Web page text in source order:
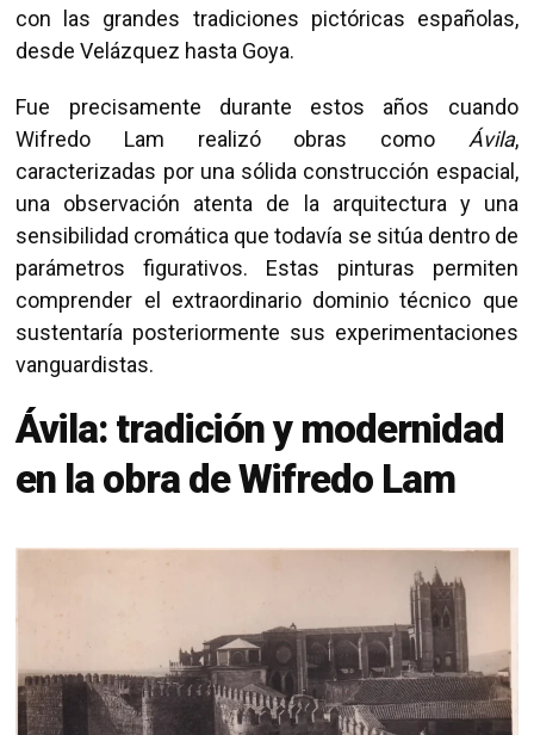
con las grandes tradiciones pictóricas españolas,
desde Velázquez hasta Goya.
Fue precisamente durante estos años cuando
Wifredo Lam realizó obras como Ávila,
caracterizadas por una sólida construcción espacial,
una observación atenta de la arquitectura y una
sensibilidad cromática que todavía se sitúa dentro de
parámetros figurativos. Estas pinturas permiten
comprender el extraordinario dominio técnico que
sustentaría posteriormente sus experimentaciones
vanguardistas.
Ávila: tradición y modernidad
en la obra de Wifredo Lam